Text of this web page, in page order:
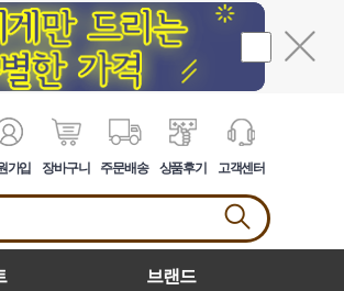
가입 장바구니 주문배송 상품후기 고객센터
브랜드